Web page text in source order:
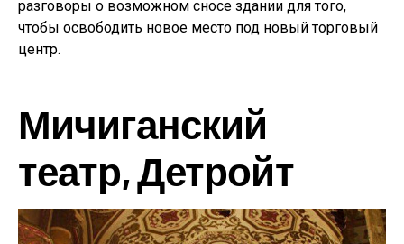
разговоры о возможном сносе здании для того,
чтобы освободить новое место под новый торговый
центр.
Мичиганский
театр, Детройт